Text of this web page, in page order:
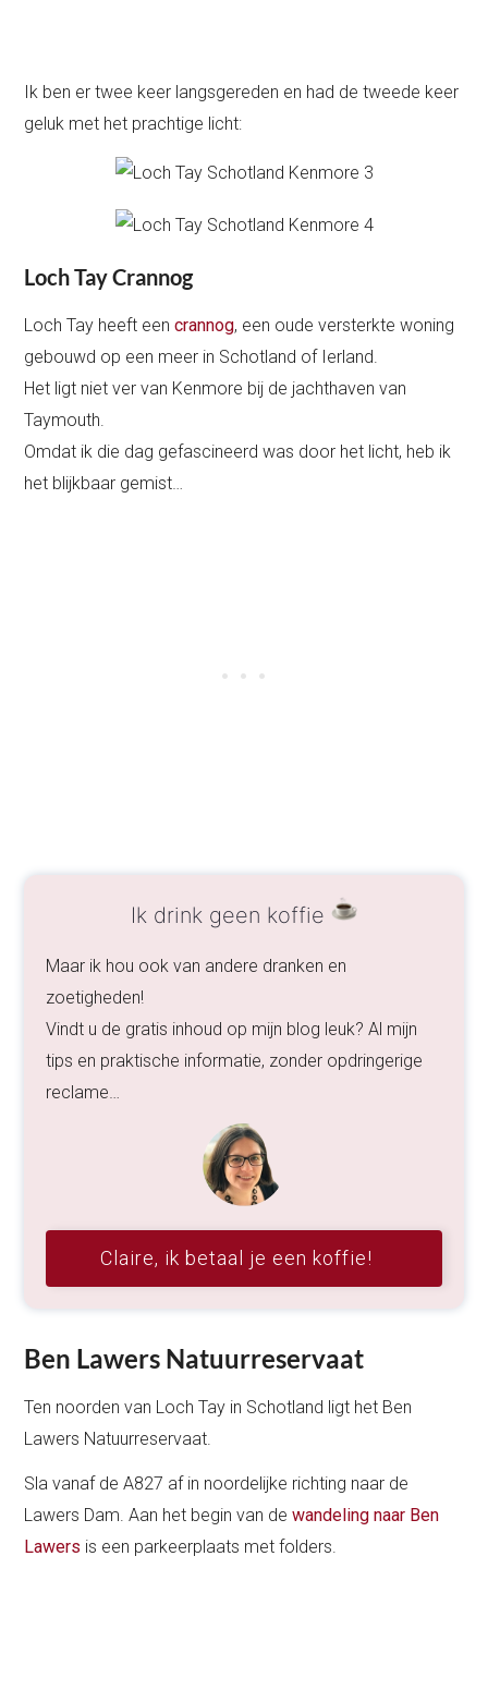
Ik ben er twee keer langsgereden en had de tweede keer
geluk met het prachtige licht:
Loch Tay Crannog
Loch Tay heeft eencrannog, een oude versterkte woning
gebouwd op een meer in Schotland of Ierland.
Het ligt niet ver van Kenmore bij de jachthaven van
Taymouth.
Omdat ik die dag gefascineerd was door het licht, heb ik
het blijkbaar gemist…
Ik drink geen koffie
Maar ik hou ook van andere dranken en
zoetigheden!
Vindt u de gratis inhoud op mijn blog leuk? Al mijn
tips en praktische informatie, zonder opdringerige
reclame…
Claire, ik betaal je een koffie!
Ben Lawers Natuurreservaat
Ten noorden van Loch Tay in Schotland ligt het Ben
Lawers Natuurreservaat.
Sla vanaf de A827 af in noordelijke richting naar de
Lawers Dam. Aan het begin van dewandeling naar Ben
Lawers is een parkeerplaats met folders.